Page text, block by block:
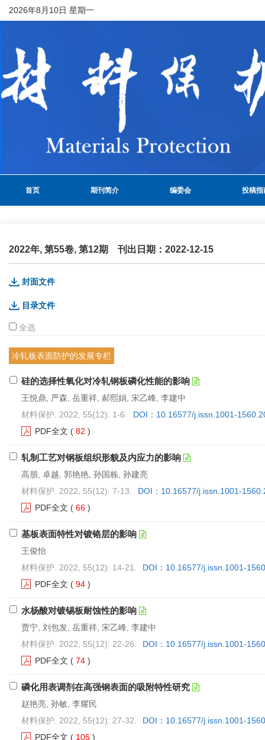
2026年8月10日 星期一
首页 期刊简介 编委会 投稿指
2022年, 第55卷, 第12期 刊出日期：2022-12-15
封面文件
目录文件
全选
冷轧板表面防护的发展专栏
硅的选择性氧化对冷轧钢板磷化性能的影响
王悦鼎, 严森, 岳重祥, 郝熙娟, 宋乙峰, 李建中
材料保护. 2022, 55(12): 1-6.
DOI：10.16577/j.issn.1001-
PDF全文 ( 82 )
轧制工艺对钢板组织形貌及内应力的影响
高朋, 卓越, 郭艳艳, 孙国栋, 孙建亮
材料保护. 2022, 55(12): 7-13.
DOI：10.16577/j.issn.1001-
PDF全文 ( 66 )
基板表面特性对镀铬层的影响
王俊怡
材料保护. 2022, 55(12): 14-21.
DOI：10.16577/j.issn.1001-
PDF全文 ( 94 )
水杨酸对镀锡板耐蚀性的影响
贾宁, 刘包发, 岳重祥, 宋乙峰, 李建中
材料保护. 2022, 55(12): 22-26.
DOI：10.16577/j.issn.1001-
PDF全文 ( 74 )
磷化用表调剂在高强钢表面的吸附特性研究
赵艳亮, 孙敏, 李耀民
材料保护. 2022, 55(12): 27-32.
DOI：10.16577/j.issn.1001-
PDF全文 ( 105 )